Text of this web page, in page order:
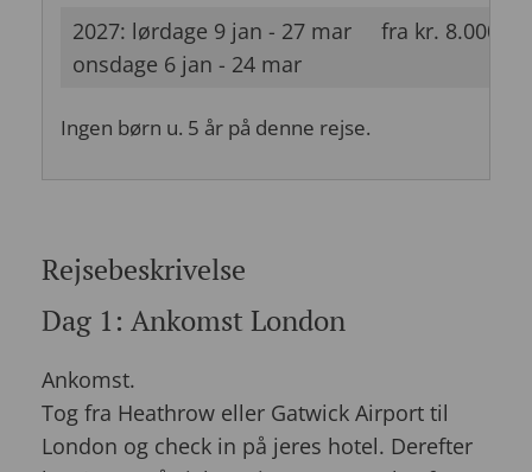
2027: lørdage 9 jan - 27 mar
onsdage 6 jan - 24 mar
fra kr. 8.000
Ingen børn u. 5 år på denne rejse.
Rejsebeskrivelse
Dag 1: Ankomst London
Ankomst.
Tog fra Heathrow eller Gatwick Airport til
London og check in på jeres hotel. Derefter